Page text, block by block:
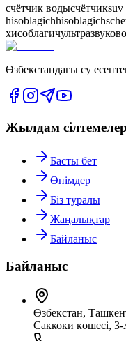
счётчик водысчётчикsuv
hisoblagichhisoblagich
хисоблагич
Өзбекстандағы су
Жылдам сілтемелер
Басты бет
Өнімдер
Біз туралы
Жаңалықтар
Байланыс
Байланыс
Өзбекстан,
Саккоки көшесі,